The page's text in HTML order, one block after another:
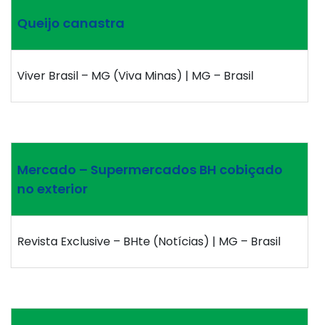
Queijo canastra
Viver Brasil – MG (Viva Minas) | MG – Brasil
Mercado – Supermercados BH cobiçado
no exterior
Revista Exclusive – BHte (Notícias) | MG – Brasil